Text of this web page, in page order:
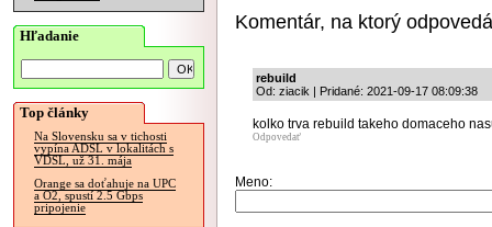
Hľadanie
Top články
Na Slovensku sa v tichosti
vypína ADSL v lokalitách s
VDSL, už 31. mája
Orange sa doťahuje na UPC
a O2, spustí 2.5 Gbps
pripojenie
Komentár, na ktorý
rebuild
Od: ziacik | Pridané: 2021-09-17 08:09:38
kolko trva rebuild takeho domaceho
Odpovedať
Meno: